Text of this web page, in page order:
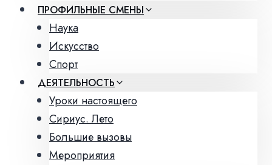
ПРОФИЛЬНЫЕ СМЕНЫ
Наука
Искусство
Спорт
ДЕЯТЕЛЬНОСТЬ
Уроки настоящего
Сириус. Лето
Большие вызовы
Мероприятия